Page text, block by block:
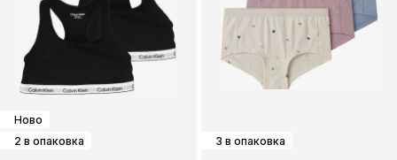
Ново
2 в опаковка
3 в опаковка